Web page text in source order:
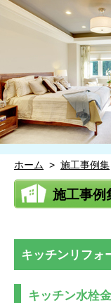
ホーム > 施工事例集
施工事例
キッチンリフォ
キッチン水栓